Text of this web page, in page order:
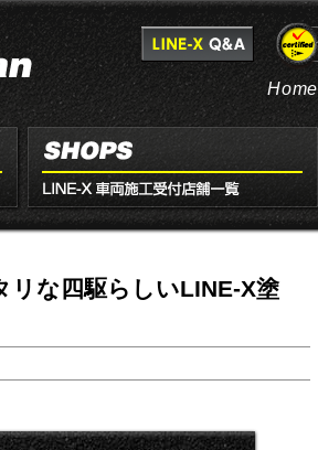
Home
な四駆らしいLINE-X塗